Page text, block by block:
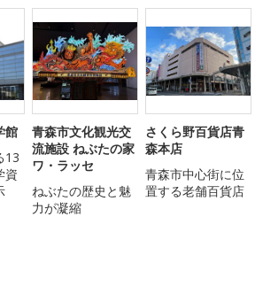
館
13
資
青森市文化観光交
流施設 ねぶたの家
ワ・ラッセ
ねぶたの歴史と魅
力が凝縮
さくら野百貨店青
森本店
青森市中心街に位
置する老舗百貨店